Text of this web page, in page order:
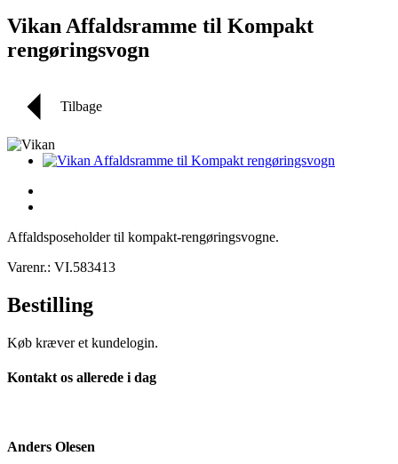
Vikan Affaldsramme til Kompakt
rengøringsvogn
Tilbage
Affaldsposeholder til kompakt-rengøringsvogne.
Varenr.: VI.583413
Bestilling
Køb kræver et kundelogin.
Kontakt os allerede i dag
Anders Olesen